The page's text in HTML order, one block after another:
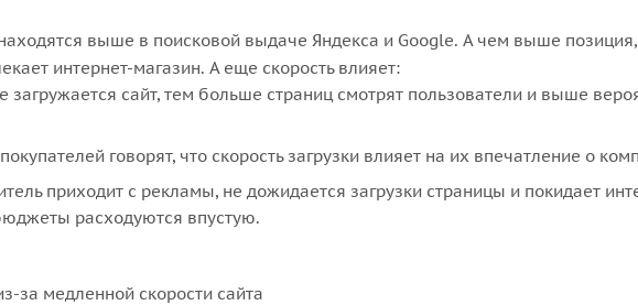
выше в поисковой выдаче Яндекса и Google. А чем выше
интернет-магазин. А еще скорость влияет:
сайт, тем больше страниц смотрят пользователи и выше
говорят, что скорость загрузки влияет на их впечатление о
приходит с рекламы, не дожидается загрузки страницы и покидает
расходуются впустую.
за медленной скорости сайта